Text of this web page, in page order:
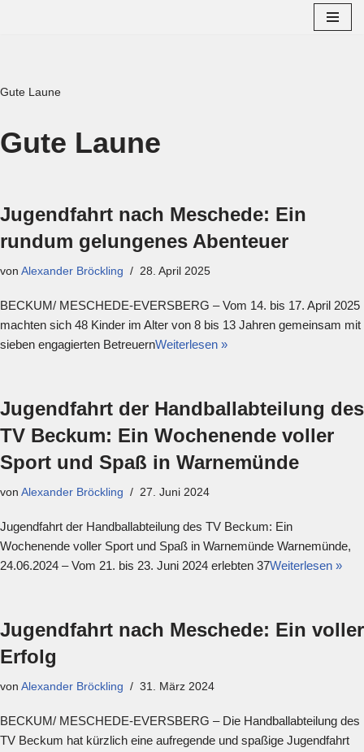
Gute Laune
Gute Laune
Jugendfahrt nach Meschede: Ein
rundum gelungenes Abenteuer
von Alexander Bröckling 28. April 2025
BECKUM/ MESCHEDE-EVERSBERG – Vom 14. bis 17. April 2025
machten sich 48 Kinder im Alter von 8 bis 13 Jahren gemeinsam mit
sieben engagierten BetreuernWeiterlesen »
Jugendfahrt der Handballabteilung des
TV Beckum: Ein Wochenende voller
Sport und Spaß in Warnemünde
von Alexander Bröckling 27. Juni 2024
Jugendfahrt der Handballabteilung des TV Beckum: Ein
Wochenende voller Sport und Spaß in Warnemünde Warnemünde,
24.06.2024 – Vom 21. bis 23. Juni 2024 erlebten 37Weiterlesen »
Jugendfahrt nach Meschede: Ein voller
Erfolg
von Alexander Bröckling 31. März 2024
BECKUM/ MESCHEDE-EVERSBERG – Die Handballabteilung des
TV Beckum hat kürzlich eine aufregende und spaßige Jugendfahrt